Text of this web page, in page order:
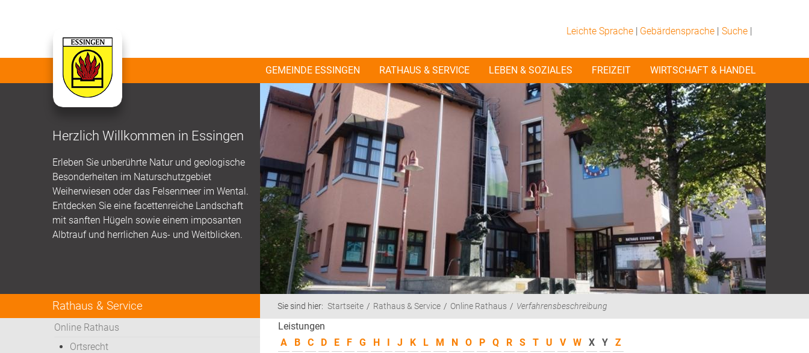
Leichte Sprache | Gebärdensprache | Suche|
GEMEINDE ESSINGEN RATHAUS & SERVICE LEBEN & SOZIALES FREIZEIT WIRTSCHAFT & HANDEL
Herzlich Willkommen in Essingen
Erleben Sie unberührte Natur und geologische
Besonderheiten im Naturschutzgebiet
Weiherwiesen oder das Felsenmeer im Wental.
Entdecken Sie eine facettenreiche Landschaft
mit sanften Hügeln sowie einem imposanten
Albtrauf und herrlichen Aus- und Weitblicken.
Rathaus & Service
Online Rathaus
Ortsrecht
Sie sind hier: Startseite Rathaus & Service Online Rathaus Verfahrensbeschreibung
Leistungen
A
B C D E F G H I J K L M N O P Q R S T U V W X Y Z